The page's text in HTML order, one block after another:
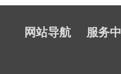
防雷器和tvs管；
保险丝 4、bi、
网站导航 服务